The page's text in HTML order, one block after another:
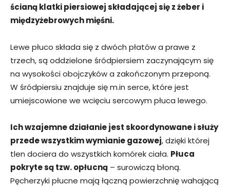
ścianą klatki piersiowej składającej się z żeber i
międzyżebrowych mięśni.
Lewe płuco składa się z dwóch płatów a prawe z
trzech, są oddzielone śródpiersiem zaczynającym się
na wysokości obojczyków a zakończonym przeponą.
W śródpiersiu znajduje się m.in serce, które jest
umiejscowione we wcięciu sercowym płuca lewego.
Ich wzajemne działanie jest skoordynowane i służy
przede wszystkim wymianie gazowej, dzięki której
tlen dociera do wszystkich komórek ciała. Płuca
pokryte są tzw. opłucną – surowiczą błoną.
Pęcherzyki płucne mają łączną powierzchnię wahającą